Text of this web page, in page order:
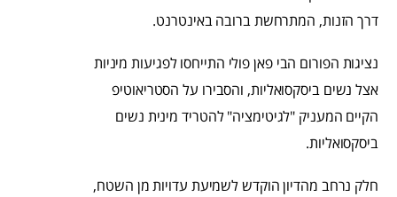
דרך הזנות, המתרחשת ברובה באינטרנט.
נציגות הפורום הבי פאן פולי התייחסו לפגיעות מיניות
אצל נשים ביסקסואליות, והסבירו על הסטריאוטיפ
הקיים המעניק "לגיטימציה" להטריד מינית נשים
ביסקסואליות.
חלק נרחב מהדיון הוקדש לשמיעת עדויות מן השטח,